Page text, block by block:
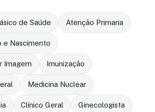
de Saúde Atenção Primaria
e Nascimento
Imagem Imunização
Medicina Nuclear
Clínico Geral Ginecologista